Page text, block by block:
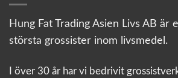
Hung Fat Trading Asien Livs AB är
största grossister inom livsmedel.
I över 30 år har vi bedrivit